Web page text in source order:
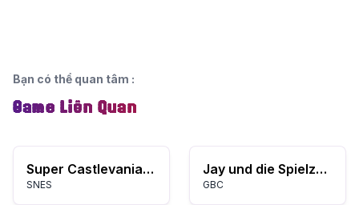
Bạn có thể quan tâm :
Game Liên Quan
Super Castlevania IV
SNES
Jay und die Spielzeugdiebe (Germany)
GBC